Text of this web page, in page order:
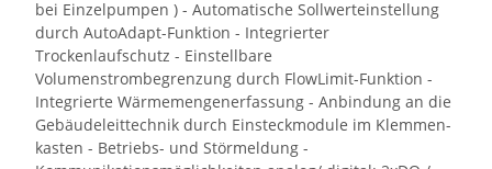
bei Einzelpumpen ) - Automatische Sollwerteinstellung
durch AutoAdapt-Funktion - Integrierter
Trockenlaufschutz - Einstellbare
Volumenstrombegrenzung durch FlowLimit-Funktion -
Integrierte Wärmemengenerfassung - Anbindung an die
Gebäudeleittechnik durch Einsteckmodule im Klemmen-
kasten - Betriebs- und Störmeldung -